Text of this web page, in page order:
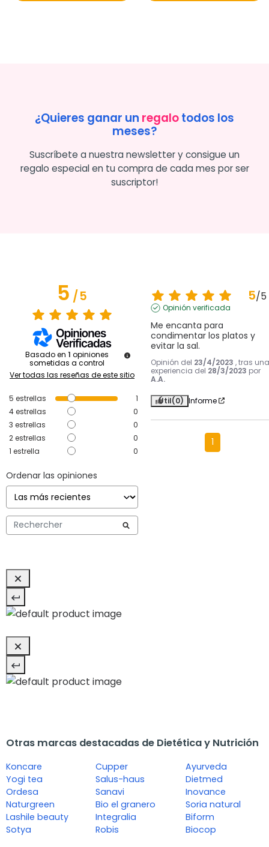
¿Quieres ganar un regalotodos los
meses?
Suscríbete a nuestra newsletter y consigue un
regalo especial en tu compra de cada mes por ser
suscriptor!
5/5
Basado en 1 opiniones
sometidas a control
Ver todas las reseñas de este sitio
5 estrellas
1
4estrellas
0
3 estrellas
0
2estrellas
0
1 estrella 0
Ordenar las opiniones
5/5
Opinión verificada
Me encanta para
condimentar los platos y
evitar la sal.
Opinión del 23/4/2023 , tras una
experiencia del 28/3/2023 por
A.A.
Útil(0) Informe
1
Otras marcas destacadas de Dietética y Nutrición
Koncare
Yogi tea
Ordesa
Naturgreen
Lashile beauty
Sotya
Cupper
Salus-haus
Sanavi
Bio el granero
Integralia
Robis
Ayurveda
Dietmed
Inovance
Soria natural
Biform
Biocop